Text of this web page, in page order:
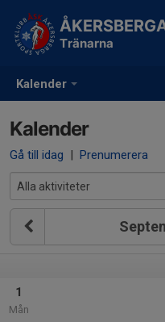
Kalender
Tränarna
Kalender
Gå till idag | Prenumerera
1
Mån